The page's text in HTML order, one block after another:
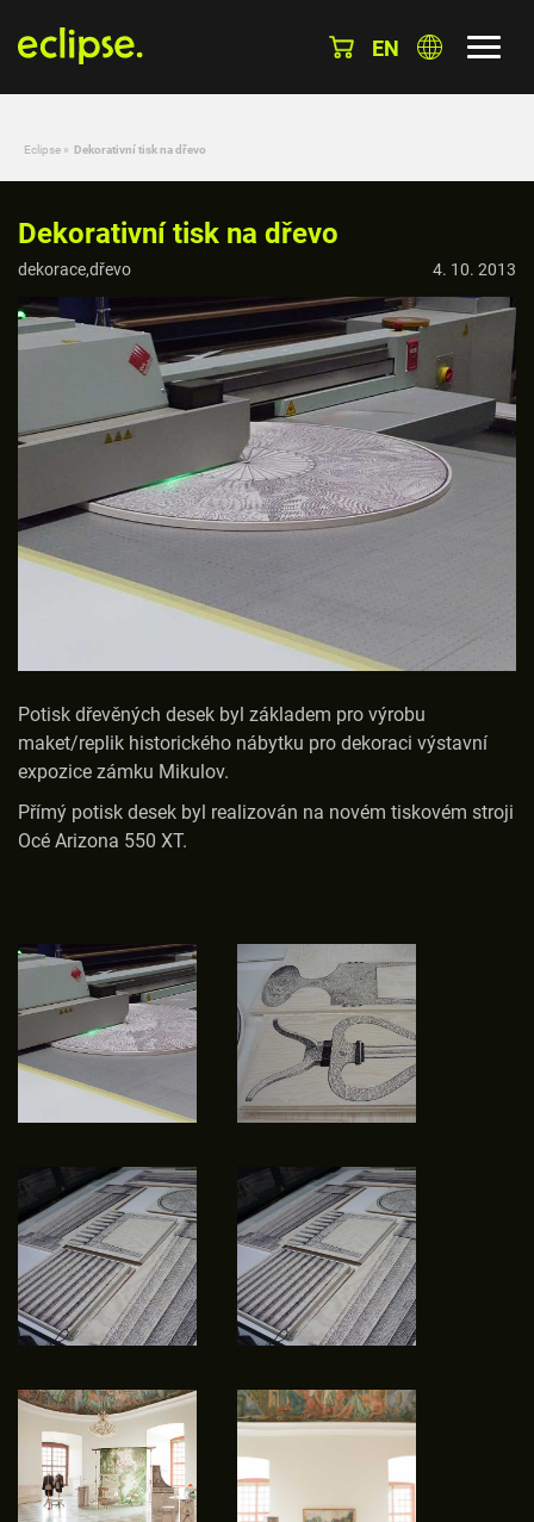
EN
Eclipse » Dekorativní tisk na dřevo
Dekorativní tisk na dřevo
dekorace,dřevo 4. 10. 2013
Potisk dřevěných desek byl základem pro výrobu
maket/replik historického nábytku pro dekoraci výstavní
expozice zámku Mikulov.
Přímý potisk desek byl realizován na novém tiskovém stroji
Océ Arizona 550 XT.